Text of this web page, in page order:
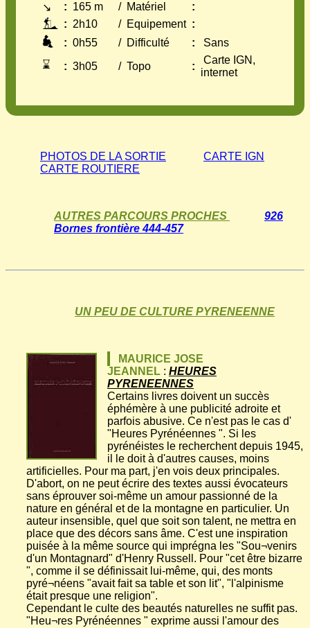
↘
: 165 m / Matériel
:
: 2h10 / Equipement :
: 0h55 / Difficulté :
Sans
⌛
: 3h05 / Topo :
Carte IGN,
internet
PHOTOS DE LA SORTIE
CARTE IGN
CARTE ROUTIERE
AUTRES PARCOURS PROCHES
926
Bornes frontière 444-457
UN PEU DE CULTURE PYRENEENNE
MAURICE JOSE
JEANNEL : HEURES
PYRENEENNES
Certains livres doivent un succès
éphémère à une publicité adroite et
parfois abusive. Ce n'est pas le cas d'
"Heures Pyrénéennes ". Si les
pyrénéistes le recherchent depuis 1945,
il le doit à d'autres causes, moins
artificielles. Pour ma part, j'en vois deux principales.
D'abort, on ne peut écrire des textes aussi évocateurs
sans éprouver soi-même un amour passionné de la
nature en général et de la montagne en particulier. Un
auteur insensible, quel que soit son talent, ne mettra en
place que des décors sans âme. C'est une inspiration
puisée à la même source qui imprégna les "Sou¬venirs
d'un Montagnard" d'Henry Russell. Pour "cet être bizarre
", comme il se définissait lui-même, qui, des monts
pyré¬néens "avait fait sa table et son lit", "l'alpinisme
était presque une religion".
Cependant le culte des beautés naturelles ne suffit pas.
"Heu¬res Pyrénéennes " exprime aussi l'amour des